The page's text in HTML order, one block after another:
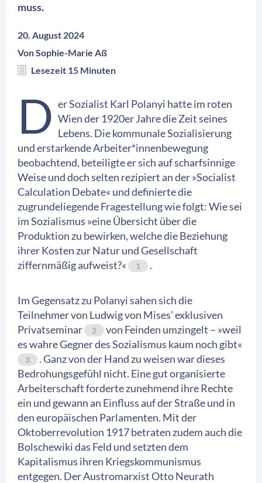
muss.
20. August 2024
VonSophie-Marie Aß
Lesezeit 15 Minuten
D er Sozialist Karl Polanyi hatte im roten
Wien der 1920er Jahre die Zeit seines
Lebens. Die kommunale Sozialisierung
und erstarkende Arbeiter*innenbewegung
beobachtend, beteiligte er sich auf scharfsinnige
Weise und doch selten rezipiert an der »Socialist
Calculation Debate« und definierte die
zugrundeliegende Fragestellung wie folgt: Wie sei
im Sozialismus »eine Übersicht über die
Produktion zu bewirken, welche die Beziehung
ihrer Kosten zur Natur und Gesellschaft
ziffernmäßig aufweist?«
1 .
Im Gegensatz zu Polanyi sahen sich die
Teilnehmer von Ludwig von Mises’ exklusiven
Privatseminar
2
von Feinden umzingelt – »weil
es wahre Gegner des Sozialismus kaum noch gibt«
3
. Ganz von der Hand zu weisen war dieses
Bedrohungsgefühl nicht. Eine gut organisierte
Arbeiterschaft forderte zunehmend ihre Rechte
ein und gewann an Einfluss auf der Straße und in
den europäischen Parlamenten. Mit der
Oktoberrevolution 1917 betraten zudem auch die
Bolschewiki das Feld und setzten dem
Kapitalismus ihren Kriegskommunismus
entgegen. Der Austromarxist Otto Neurath